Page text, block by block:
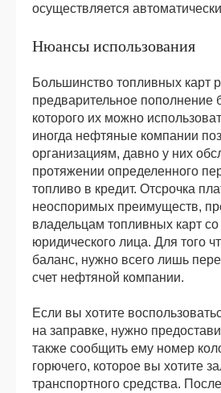
осуществляется
Нюансы использования
Большинство топливных карт
предварительное пополнение
которого их можно
иногда нефтяные компании
организациям, давно у них
протяжении определенного
топливо в кредит. Отсрочка
неоспоримых преимуществ,
владельцам топливных карт со
юридического лица. Для того
баланс, нужно всего лишь
счет нефтяной компании.
Если вы хотите
на заправке, нужно
также сообщить ему номер
горючего, которое вы хотите
транспортного средства.